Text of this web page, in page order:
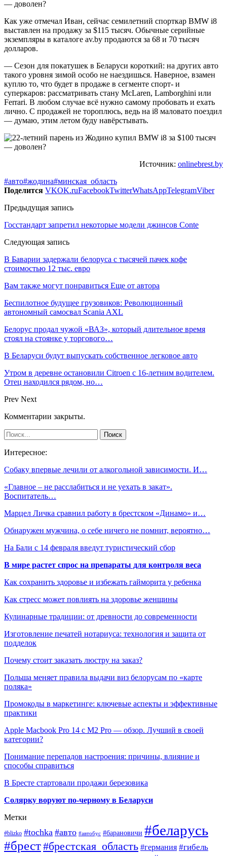
Как уже отмечал Иван, сейчас семилетний спорткар BMW i8
выставлен на продажу за $115 тысяч. Обычные серийные
экземпляры в каталоге av.by продаются за 68 и 70 тысяч
долларов.
— Сезон для покатушек в Беларуси короткий: на других авто
такого уровня зимой особо не наездишься. Наверное, взамен
куплю то, что будет в продаже в сегменте спорт- и
суперкаров: рассматривать стану McLaren, Lamborghini или
Ferrari. В любом случае всё нужно самому пробовать и ехать
лично. С продажей не тороплюсь, ведь на i8 маловато поездил
— думаю, этим летом буду навёрстывать.
Источник: onlinebrest.by
#авто#жодина#минская_область
Поделится VKOK.ruFacebookTwitterWhatsAppTelegramViber
Предыдущая запись
Госстандарт запретил некоторые модели джинсов Conte
Следующая запись
В Баварии задержали белоруса с тысячей пачек кофе
стоимостью 12 тыс. евро
Вам также могут понравиться Еще от автора
Беспилотное будущее грузовиков: Революционный
автономный самосвал Scania AXL
Белорус продал чужой «ВАЗ», который длительное время
стоял на стоянке у торгового…
В Беларуси будут выпускать собственное легковое авто
Утром в деревне остановили Citroen с 16-летним водителем.
Отец находился рядом, но…
Prev Next
Комментарии закрыты.
Интересное:
Собаку впервые лечили от алкогольной зависимости. И…
«Главное – не расслабиться и не уехать в закат».
Воспитатель…
Марцел Личка сравнил работу в брестском «Динамо» и…
Обнаружен мужчина, о себе ничего не помнит, вероятно…
На Бали с 14 февраля введут туристический сбор
В мире растет спрос на препараты для контроля веса
Как сохранить здоровье и избежать гайморита у ребенка
Как стресс может повлиять на здоровье женщины
Кулинарные традиции: от древности до современности
Изготовление печатей нотариуса: технология и защита от
подделок
Почему стоит заказать люстру на заказ?
Польша меняет правила выдачи виз белорусам по «карте
поляка»
Промокоды в маркетинге: ключевые аспекты и эффективные
практики
Apple Macbook Pro 14 с M2 Pro — обзор. Лучший в своей
категории?
Понимание перепадов настроения: причины, влияние и
способы справиться
В Бресте стартовали продажи березовика
Солярку воруют по-черному в Беларуси
Метки
#blizko #tochka #авто #автобус #барановичи #беларусь
#брест#брестская_область #германия #гибель